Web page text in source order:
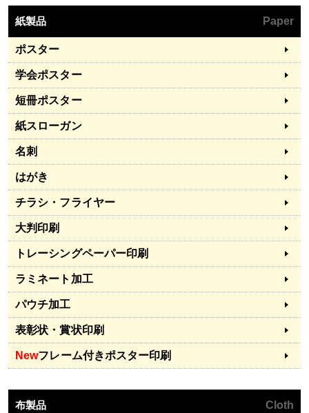
紙製品 Paper
ポスター
学会ポスター
短冊ポスター
紙スローガン
名刺
はがき
チラシ・フライヤー
大判印刷
トレーシングペーパー印刷
ラミネート加工
パウチ加工
表彰状・賞状印刷
Newフレーム付きポスター印刷
布製品 Cloth